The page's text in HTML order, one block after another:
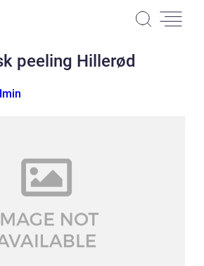
peeling Hillerød